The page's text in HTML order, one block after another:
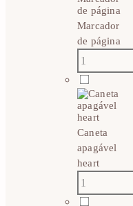
Marcador
de página
Caneta
apagável
heart